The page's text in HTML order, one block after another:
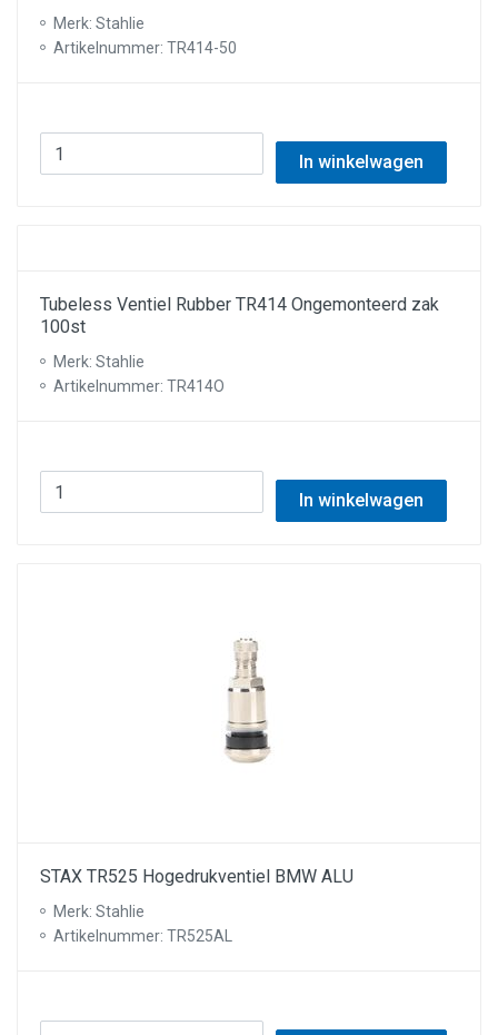
Merk: Stahlie
Artikelnummer: TR414-50
In winkelwagen
Tubeless Ventiel Rubber TR414 Ongemonteerd zak
100st
Merk: Stahlie
Artikelnummer: TR414O
In winkelwagen
STAX TR525 Hogedrukventiel BMW ALU
Merk: Stahlie
Artikelnummer: TR525AL